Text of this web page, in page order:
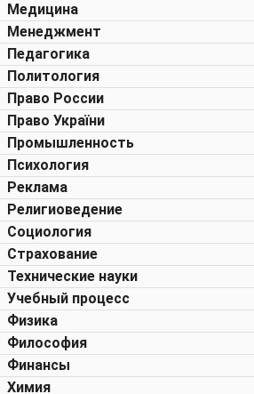
Медицина
Менеджмент
Педагогика
Политология
Право России
Право України
Промышленность
Психология
Реклама
Религиоведение
Социология
Страхование
Технические науки
Учебный процесс
Физика
Философия
Финансы
Химия